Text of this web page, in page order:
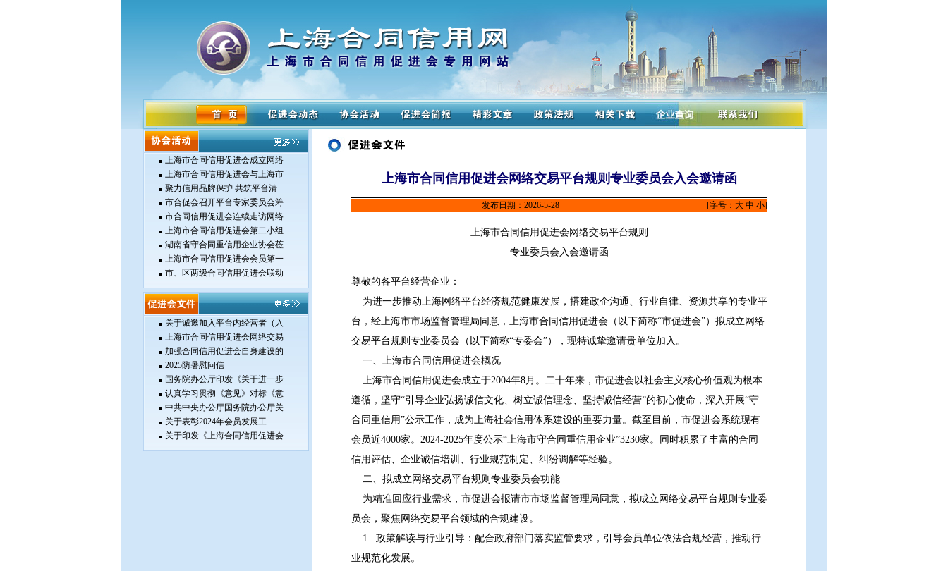
上海市合同信用促进会成立网络
上海市合同信用促进会与上海市
聚力信用品牌保护 共筑平台清
市合促会召开平台专家委员会筹
市合同信用促进会连续走访网络
上海市合同信用促进会第二小组
湖南省守合同重信用企业协会莅
上海市合同信用促进会会员第一
市、区两级合同信用促进会联动
关于诚邀加入平台内经营者（入
上海市合同信用促进会网络交易
加强合同信用促进会自身建设的
2025防暑慰问信
国务院办公厅印发《关于进一步
认真学习贯彻《意见》对标《意
中共中央办公厅国务院办公厅关
关于表彰2024年会员发展工
关于印发《上海合同信用促进会
上海市合同信用促进会网络交易平台规则专业委员会入会邀请函
发布日期：2026-5-28 [字号： 大 中 小]
上海市合同信用促进会网络交易平台规则
专业委员会入会邀请函
尊敬的各平台经营企业：
为进一步推动上海网络平台经济规范健康发展，搭建政企沟通、行业自律、资源共享的专业平
台，经上海市市场监督管理局同意，上海市合同信用促进会（以下简称“市促进会”）拟成立网络
交易平台规则专业委员会（以下简称“专委会”），现特诚挚邀请贵单位加入。
一、上海市合同信用促进会概况
上海市合同信用促进会成立于2004年8月。二十年来，市促进会以社会主义核心价值观为根本
遵循，坚守“引导企业弘扬诚信文化、树立诚信理念、坚持诚信经营”的初心使命，深入开展“守
合同重信用”公示工作，成为上海社会信用体系建设的重要力量。截至目前，市促进会系统现有
会员近4000家。2024-2025年度公示“上海市守合同重信用企业”3230家。同时积累了丰富的合同
信用评估、企业诚信培训、行业规范制定、纠纷调解等经验。
二、拟成立网络交易平台规则专业委员会功能
为精准回应行业需求，市促进会报请市市场监督管理局同意，拟成立网络交易平台规则专业委
员会，聚焦网络交易平台领域的合规建设。
1. 政策解读与行业引导：配合政府部门落实监管要求，引导会员单位依法合规经营，推动行
业规范化发展。